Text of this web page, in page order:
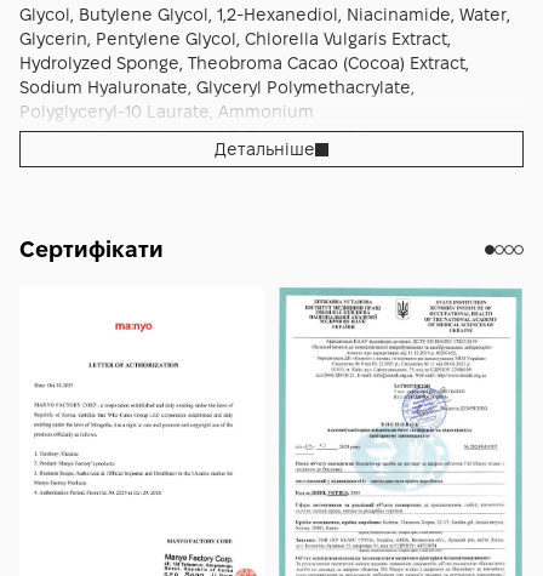
Glycol, Butylene Glycol, 1,2-Hexanediol, Niacinamide, Water,
Glycerin, Pentylene Glycol, Chlorella Vulgaris Extract,
Hydrolyzed Sponge, Theobroma Cacao (Cocoa) Extract,
Sodium Hyaluronate, Glyceryl Polymethacrylate,
Polyglyceryl-10 Laurate, Ammonium
Acryloyldimethyltaurate/VP Copolymer, Glucose,
Acrylates/C10-30 Alkyl Acrylate Crosspolymer, Diethoxyethyl
Dextrin, Gluconolactone, Sodium Phytate, Caprylic/Capric
Acid/Polyisopropylacrylamide Copolymer, Sodium Stearoyl
Детальніше
Сертифікати